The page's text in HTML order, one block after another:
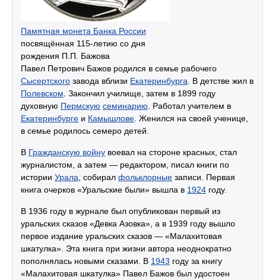
Памятная монета Банка России
посвящённая 115-летию со дня
рождения П.П. Бажова
Павел Петрович Бажов родился в семье рабочего
Сысертского завода вблизи Екатеринбурга . В детстве жил в
Полевском . Закончил училище, затем в 1899 году
духовную Пермскую семинарию . Работал учителем в
Екатеринбурге и Камышлове . Женился на своей ученице,
в семье родилось семеро детей.
В Гражданскую войну воевал на стороне красных, стал
журналистом, а затем — редактором, писал книги по
истории Урала , собирал фольклорные записи. Первая
книга очерков «Уральские были» вышла в 1924 году.
В 1936 году в журнале был опубликован первый из
уральских сказов «Девка Азовка», а в 1939 году вышло
первое издание уральских сказов — «Малахитовая
шкатулка». Эта книга при жизни автора неоднократно
пополнялась новыми сказами. В 1943 году за книгу
«Малахитовая шкатулка» Павел Бажов был удостоен